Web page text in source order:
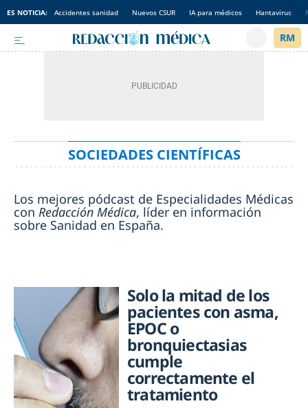
ES NOTICIA: Accidentes sanidad Nuevos CSUR IA para médicos Hantavirus
SOCIEDADES CIENTÍFICAS
Los mejores pódcast de Especialidades Médicas
con Redacción Médica, líder en información
sobre Sanidad en España.
Solo la mitad de los
pacientes con asma,
EPOC o
bronquiectasias
cumple
correctamente el
tratamiento